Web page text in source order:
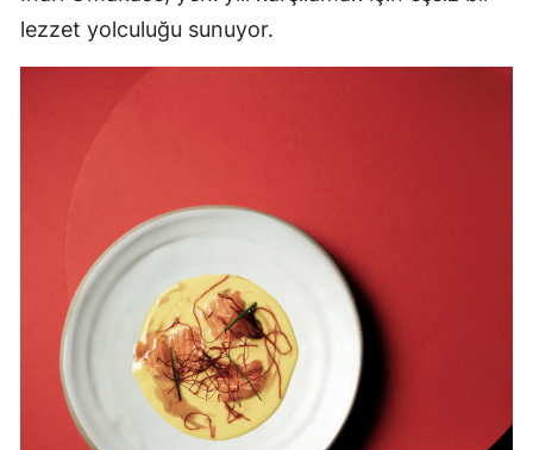
lezzet yolculuğu sunuyor.